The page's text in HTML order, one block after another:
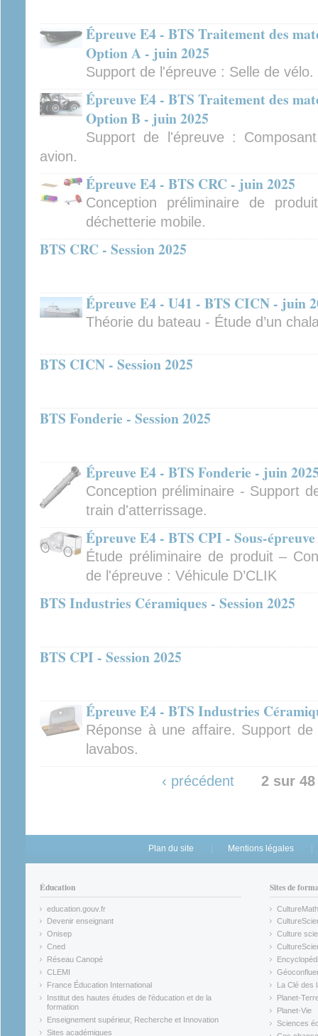
Épreuve E4 - BTS Traitement des
Option A - juin 2025
Support de l'épreuve : Selle de vélo.
Épreuve E4 - BTS Traitement des
Option B - juin 2025
Support de l'épreuve :
avion.
Épreuve E4 - BTS CRC - juin 2025
Conception préliminaire de
déchetterie mobile.
BTS CRC - Session 2025
Épreuve E4 - U41 - BTS CICN - juin
Théorie du bateau - Étude d’un
BTS CICN - Session 2025
BTS Fonderie - Session 2025
Épreuve E4 - BTS Fonderie - juin
Conception préliminaire - Support
train d'atterrissage.
Épreuve E4 - BTS CPI - Sous-
Étude préliminaire de produit –
de l'épreuve : Véhicule D’CLIK
BTS Industries Céramiques - Session 2025
BTS CPI - Session 2025
Épreuve E4 - BTS Industries
Réponse à une affaire. Support
lavabos.
‹ précédent 2 sur 48
Plan du site Mentions légales
Éducation
education.gouv.fr
(link is external)
Devenir enseignant
(link is external)
Onisep
(link is external)
Cned
(link is external)
Réseau Canopé
(link is external)
CLEMI
(link is external)
France Éducation International
(link is external)
Institut des hautes études de l'éducation et de la
formation
(link is external)
Enseignement supérieur, Recherche et Innovation
(link is external)
Sites académiques
Sites de
CultureMath
(link is
(link is
Culture
(link is
(link is
(link is
La Clé des
(link is
Planet-
(link is
Planet-Vie
(link is
Sciences
(link is